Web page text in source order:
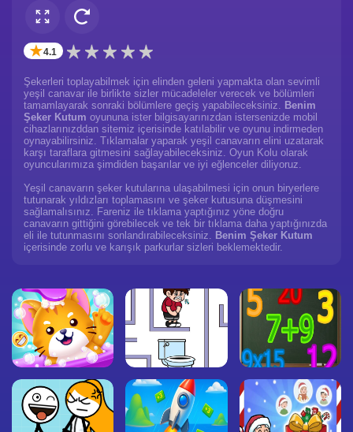
✭4.1
Şekerleri toplayabilmek için elinden geleni yapmakta olan sevimli
yeşil canavar ile birlikte sizler mücadeleler verecek ve bölümleri
tamamlayarak sonraki bölümlere geçiş yapabileceksiniz. Benim
Şeker Kutum oyununa ister bilgisayarınızdan istersenizde mobil
cihazlarınızddan sitemiz içerisinde katılabilir ve oyunu indirmeden
oynayabilirsiniz. Tıklamalar yaparak yeşil canavarın elini uzatarak
karşı taraflara gitmesini sağlayabileceksiniz. Oyun Kolu olarak
oyuncularımıza şimdiden başarılar ve iyi eğlenceler diliyoruz.
Yeşil canavarın şeker kutularına ulaşabilmesi için onun biryerlere
tutunarak yıldızları toplamasını ve şeker kutusuna düşmesini
sağlamalısınız. Fareniz ile tıklama yaptığınız yöne doğru
canavarın gittiğini görebilecek ve tek bir tıklama daha yaptığınızda
eli ile tutunmasını sonlandırabileceksiniz. Benim Şeker Kutum
içerisinde zorlu ve karışık parkurlar sizleri beklemektedir.